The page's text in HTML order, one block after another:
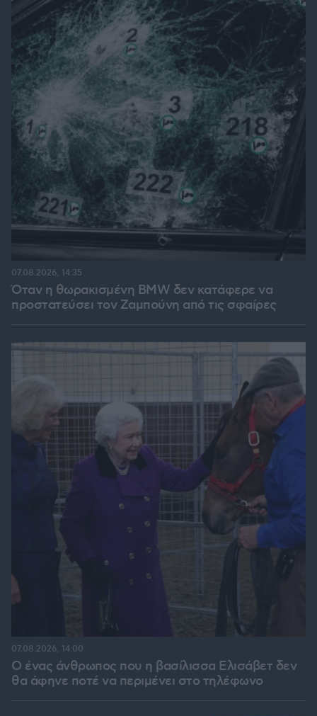
Όταν η θωρακισμένη BMW δεν κατάφερε να
προστατεύσει τον Ζαμπούνη από τις σφαίρες
07.08.2026, 14:35
Ο ένας άνθρωπος που η βασίλισσα Ελισάβετ δεν
θα άφηνε ποτέ να περιμένει στο τηλέφωνο
07.08.2026, 14:00